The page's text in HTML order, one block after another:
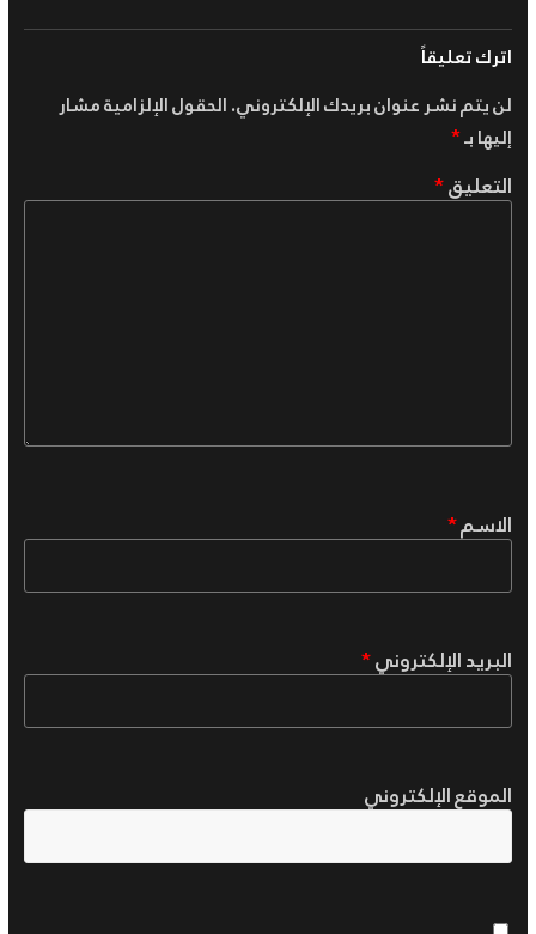
اترك تعليقاً
لن يتم نشر عنوان بريدك الإلكتروني.الحقول الإلزامية مشار
إليها بـ*
التعليق*
الاسم*
البريد الإلكتروني*
الموقع الإلكتروني